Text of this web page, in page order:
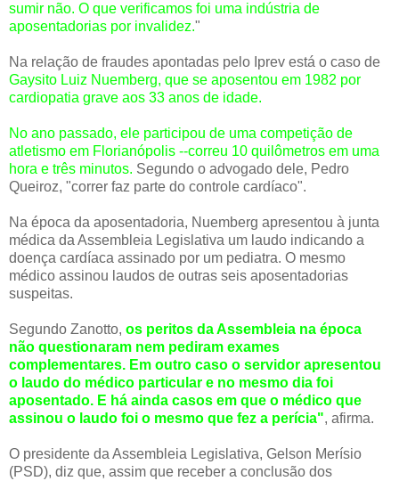
sumir não. O que verificamos foi uma indústria de
aposentadorias por invalidez."
Na relação de fraudes apontadas pelo Iprev está o caso de
Gaysito Luiz Nuemberg, que se aposentou em 1982 por
cardiopatia grave aos 33 anos de idade.
No ano passado, ele participou de uma competição de
atletismo em Florianópolis --correu 10 quilômetros em uma
hora e três minutos. Segundo o advogado dele, Pedro
Queiroz, "correr faz parte do controle cardíaco".
Na época da aposentadoria, Nuemberg apresentou à junta
médica da Assembleia Legislativa um laudo indicando a
doença cardíaca assinado por um pediatra. O mesmo
médico assinou laudos de outras seis aposentadorias
suspeitas.
Segundo Zanotto, os peritos da Assembleia na época
não questionaram nem pediram exames
complementares. Em outro caso o servidor apresentou
o laudo do médico particular e no mesmo dia foi
aposentado. E há ainda casos em que o médico que
assinou o laudo foi o mesmo que fez a perícia", afirma.
O presidente da Assembleia Legislativa, Gelson Merísio
(PSD), diz que, assim que receber a conclusão dos